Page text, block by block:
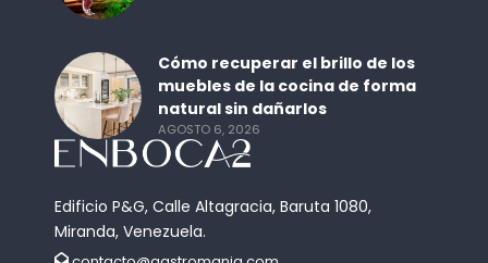
Edificio P&G, Calle Altagracia, Baruta 1080,
Miranda, Venezuela.
Cómo recuperar el brillo de los
muebles de la cocina de forma
natural sin dañarlos
AGOSTO 6, 2026